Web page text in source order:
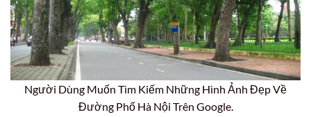
Người Dùng Muốn Tìm Kiếm Những Hình Ảnh Đẹp Về
Đường Phố Hà Nội Trên Google.